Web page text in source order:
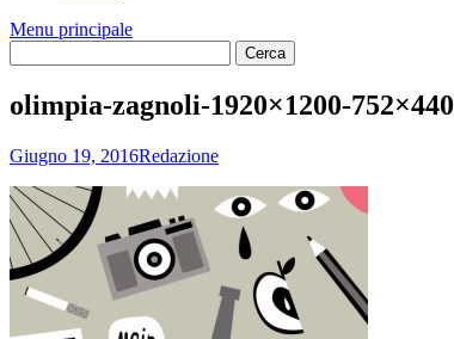
Menu principale
olimpia-zagnoli-1920×1200-752×440
Giugno 19, 2016Redazione